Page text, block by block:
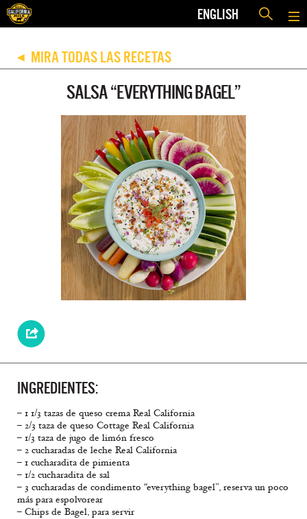
ENGLISH
◀ MIRA TODAS LAS RECETAS
SALSA “EVERYTHING BAGEL”
INGREDIENTES:
– 1 1/3 tazas de queso crema Real California
– 2/3 taza de queso Cottage Real California
– 1/3 taza de jugo de limón fresco
– 2 cucharadas de leche Real California
– 1 cucharadita de pimienta
– 1/2 cucharadita de sal
– 3 cucharadas de condimento “everything bagel”, reserva un poco
más para espolvorear
– Chips de Bagel, para servir